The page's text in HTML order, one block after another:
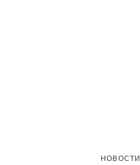
НОВОСТИ